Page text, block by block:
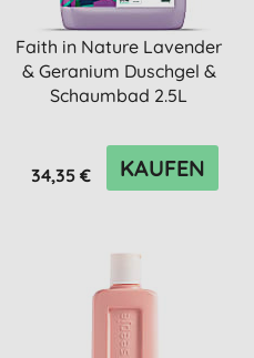
Faith in Nature Lavender
& Geranium Duschgel &
Schaumbad 2.5L
34,35 € KAUFEN